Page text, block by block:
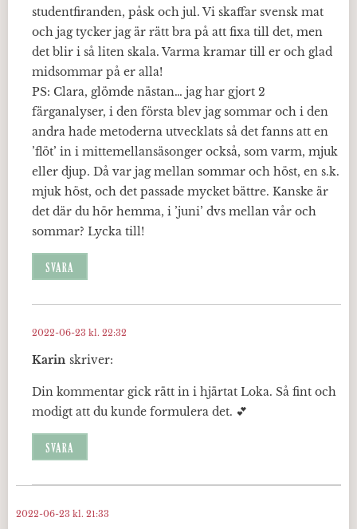
studentfiranden, påsk och jul. Vi skaffar svensk mat
och jag tycker jag är rätt bra på att fixa till det, men
det blir i så liten skala. Varma kramar till er och glad
midsommar på er alla!
PS: Clara, glömde nästan… jag har gjort 2
färganalyser, i den första blev jag sommar och i den
andra hade metoderna utvecklats så det fanns att en
’flöt’ in i mittemellansäsonger också, som varm, mjuk
eller djup. Då var jag mellan sommar och höst, en s.k.
mjuk höst, och det passade mycket bättre. Kanske är
det där du hör hemma, i ’juni’ dvs mellan vår och
sommar? Lycka till!
SVARA
Karin skriver:
2022-06-23 kl. 22:32
Din kommentar gick rätt in i hjärtat Loka. Så fint och
modigt att du kunde formulera det. 💕
SVARA
2022-06-23 kl. 21:33